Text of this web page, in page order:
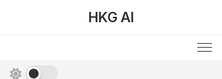
HKG AI